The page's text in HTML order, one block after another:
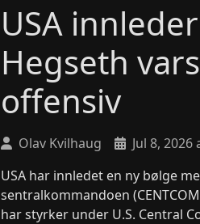
USA
Hegseth
offensiv
Olav Kvilhaug Jul 8, 2026
USA har innledet en ny bølge
sentralkommandoen
har styrker under U.S. Central